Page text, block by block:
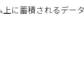
に蓄積されるデー